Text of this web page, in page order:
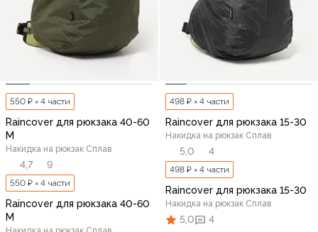
550 ₽ × 4 части
Raincover для рюкзака 40-60
M
Накидка на рюкзак Сплав
4,7 9
550 ₽ × 4 части
Raincover для рюкзака 40-60
M
498 ₽ × 4 части
Raincover для рюкзака 15-30
Накидка на рюкзак Сплав
5,0 4
498 ₽ × 4 части
Raincover для рюкзака 15-30
Накидка на рюкзак Сплав
5,0 4